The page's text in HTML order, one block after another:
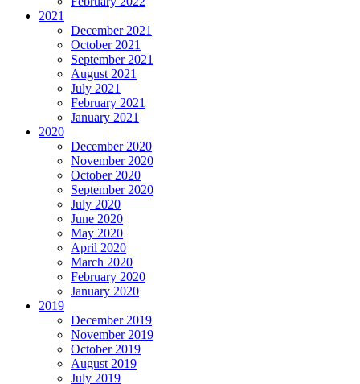
2021
December 2021
October 2021
September 2021
August 2021
July 2021
February 2021
January 2021
2020
December 2020
November 2020
October 2020
September 2020
July 2020
June 2020
May 2020
April 2020
March 2020
February 2020
January 2020
2019
December 2019
November 2019
October 2019
August 2019
July 2019